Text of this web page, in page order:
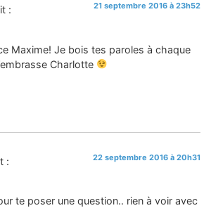
: 21 septembre 2016 à 23h52
Maxime! Je bois tes paroles à chaque
Charlotte
: 22 septembre 2016 à 20h31
te poser une question.. rien à voir avec